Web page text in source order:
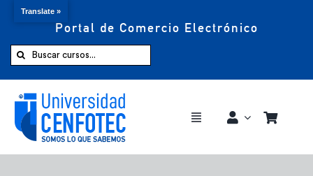
Portal de Comercio Electrónico
Buscar:
Toggle
Comprar ahora
Translate »